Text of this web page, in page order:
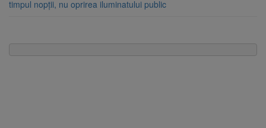
timpul nopții, nu oprirea iluminatului public